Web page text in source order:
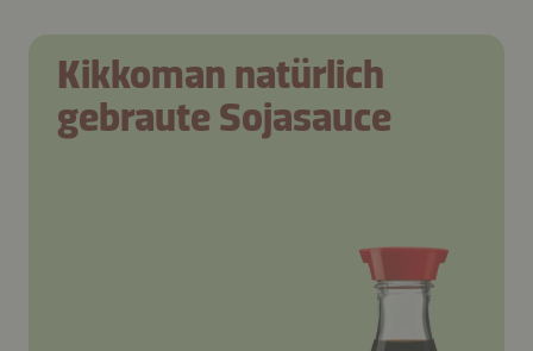
Kikkoman natürlich
gebraute Sojasauce